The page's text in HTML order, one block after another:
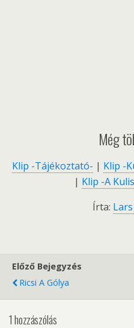
Még
Klip -Tájékoztató- | Klip -
| Klip -A
Írta:
Előző Bejegyzés
Ricsi A Gólya
1 hozzászólás